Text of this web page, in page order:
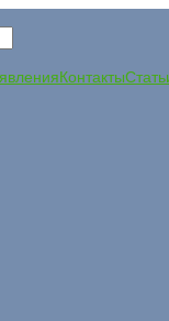
Контакты